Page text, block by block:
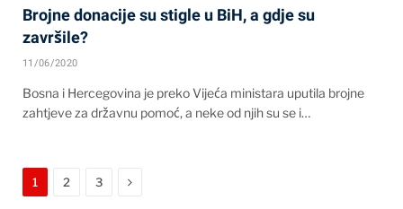
Brojne donacije su stigle u BiH, a gdje su
završile?
11/06/2020
Bosna i Hercegovina je preko Vijeća ministara uputila brojne
zahtjeve za državnu pomoć, a neke od njih su se i…
1 2 3 Next